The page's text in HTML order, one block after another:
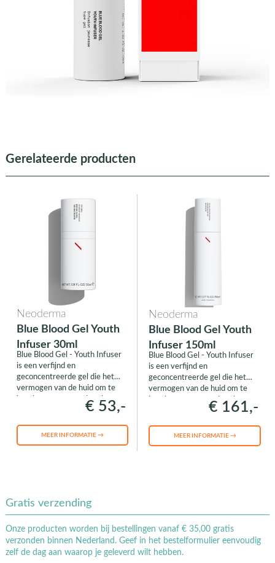
Gerelateerde producten
Neoderma
Blue Blood Gel Youth
Infuser 30ml
Blue Blood Gel - Youth Infuser
is een verfijnd en
geconcentreerde gel die het
vermogen van de huid om te
beschermen tegen de tekenen
van veroudering, verbetert.
€ 53,-
MEER INFORMATIE →
Neoderma
Blue Blood Gel Youth
Infuser 150ml
Blue Blood Gel - Youth Infuser
is een verfijnd en
geconcentreerde gel die het
vermogen van de huid om te
beschermen tegen de tekenen
van veroudering, verbetert.
€ 161,-
MEER INFORMATIE →
Gratis verzending
Onze producten worden bij bestellingen vanaf € 35,00 gratis
verzonden binnen Nederland. Geef in het bestelformulier eenvoudig
zelf de dag aan waarop je geleverd wilt hebben.